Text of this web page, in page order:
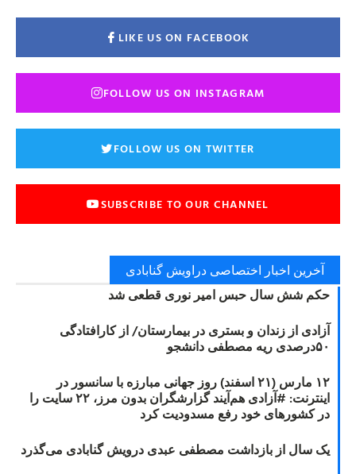
LIKE US ON FACEBOOK
FOLLOW US ON INSTAGRAM
FOLLOW US ON TWITTER
SUBSCRIBE TO OUR CHANNEL
آخرین اخبار اختصاصی دراویش گنابادی
حکم شش سال حبس امیر نوری قطعی شد
آزادی از زندان و بستری در بیمارستان/ از کارافتادگی
۵۰درصدی ریه مصطفی دانشجو
۱۲ مارس (۲۱ اسفند) روز جهانی مبارزه با سانسور در
اینترنت: #آزادی هم‌آیند گزارشگران‌ بدون مرز، ۲۲ سایت را
در کشورهای خود رفع مسدودیت کرد
یک سال از بازداشت مصطفی عبدی درویش گنابادی می‌گذرد